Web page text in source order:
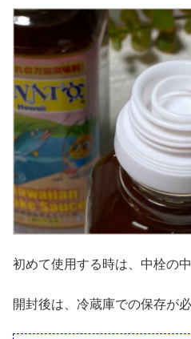
初めて使用する時は、中栓の
開封後は、冷蔵庫での保存が必